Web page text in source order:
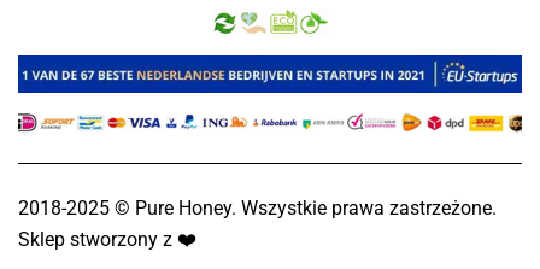
2018-2025 © Pure Honey. Wszystkie prawa zastrzeżone.
Sklep stworzony z ❤️